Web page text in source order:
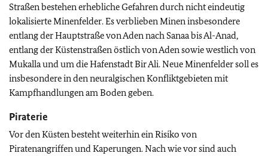
Straßen bestehen erhebliche Gefahren durch nicht eindeutig
lokalisierte Minenfelder. Es verblieben Minen insbesondere
entlang der Hauptstraße von Aden nach Sanaa bis Al-Anad,
entlang der Küstenstraßen östlich von Aden sowie westlich von
Mukalla und um die Hafenstadt Bir Ali. Neue Minenfelder soll es
insbesondere in den neuralgischen Konfliktgebieten mit
Kampfhandlungen am Boden geben.
Piraterie
Vor den Küsten besteht weiterhin ein Risiko von
Piratenangriffen und Kaperungen. Nach wie vor sind auch